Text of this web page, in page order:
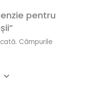
pentru
Câmpurile